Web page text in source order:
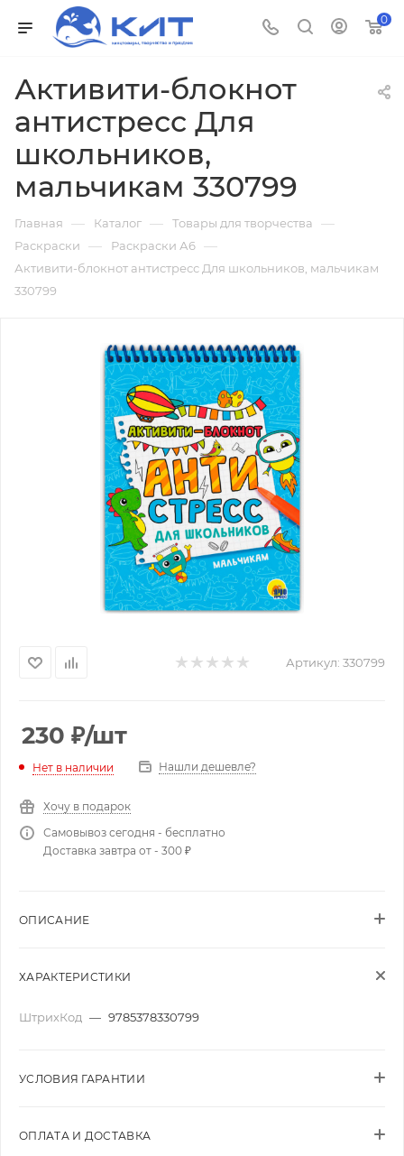
0
Активити-блокнот
антистресс Для
школьников,
мальчикам 330799
Главная — Каталог — Товары для творчества —
Раскраски — Раскраски А6 —
Активити-блокнот антистресс Для школьников, мальчикам
330799
Артикул: 330799
230 ₽/шт
Нет в наличии Нашли дешевле?
Хочу в подарок
Самовывоз сегодня - бесплатно
Доставка завтра от - 300 ₽
ОПИСАНИЕ
ХАРАКТЕРИСТИКИ
ШтрихКод — 9785378330799
УСЛОВИЯ ГАРАНТИИ
ОПЛАТА И ДОСТАВКА